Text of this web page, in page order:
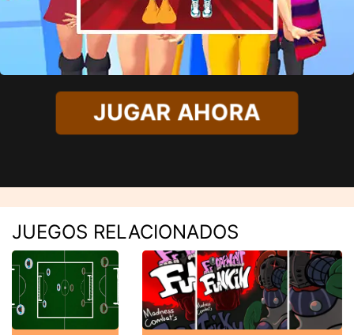
JUGAR AHORA
JUEGOS RELACIONADOS